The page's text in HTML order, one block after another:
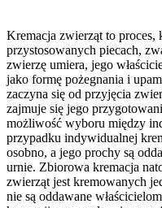
Kremacja zwierząt to
przystosowanych piecach,
zwierzę umiera, jego
jako formę pożegnania i
zaczyna się od przyjęcia
zajmuje się jego
możliwość wyboru między
przypadku indywidualnej
osobno, a jego prochy są
urnie. Zbiorowa kremacja
zwierząt jest kremowanych
nie są oddawane